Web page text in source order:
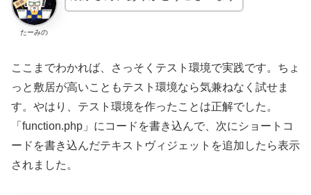
たーみの
ここまでわかれば、さっそくテスト環境で実践です。ちょ
っと敷居が高いこともテスト環境なら気兼ねなく試せま
す。やはり、テスト環境を作ったことは正解でした。
「function.php」にコードを書き込んで、次にショートコ
ードを書き込んだテキストヴィジェットを追加したら表示
されました。